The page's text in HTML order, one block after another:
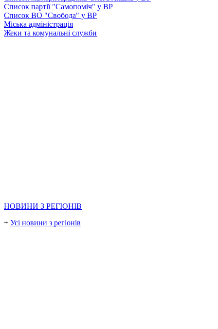
Список партії "Самопоміч" у ВР
Список ВО "Свобода" у ВР
Міська адміністрація
Жеки та комунальні служби
НОВИНИ З РЕГІОНІВ
+ Усі новини з регіонів